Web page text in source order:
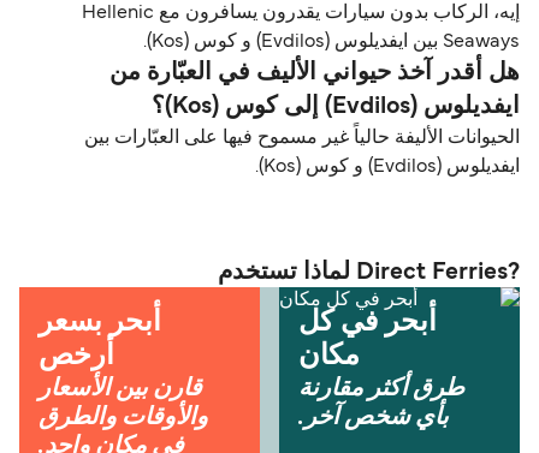
إيه، الركاب بدون سيارات يقدرون يسافرون مع Hellenic
Seaways بين ايفديلوس (Evdilos) و كوس (Kos).
هل أقدر آخذ حيواني الأليف في العبّارة من
ايفديلوس (Evdilos) إلى كوس (Kos)؟
الحيوانات الأليفة حالياً غير مسموح فيها على العبّارات بين
ايفديلوس (Evdilos) و كوس (Kos).
?Direct Ferries لماذا تستخدم
أبحر في كل
مكان
طرق أكثر مقارنة
بأي شخص آخر.
أبحر بسعر
أرخص
قارن بين الأسعار
والأوقات والطرق
في مكان واحد.